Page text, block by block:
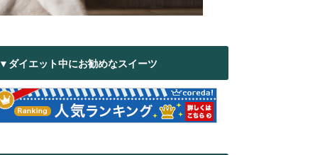
▼ダイエット中にお勧めなスイーツ